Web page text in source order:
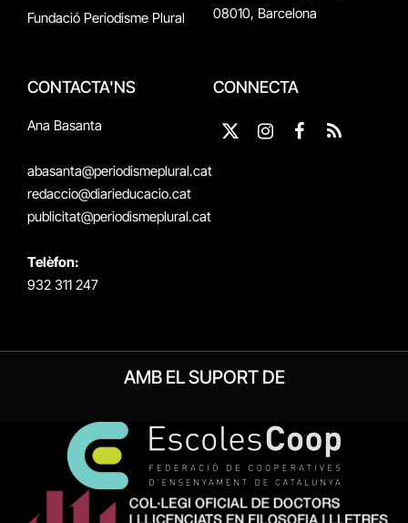
Fundació Periodisme Plural
08010, Barcelona
CONTACTA'NS
Ana Basanta
abasanta@periodismeplural.cat
redaccio@diarieducacio.cat
publicitat@periodismeplural.cat
Telèfon:
932 311 247
CONNECTA
X
InstagramFacebook
RSS
AMB EL SUPORT DE